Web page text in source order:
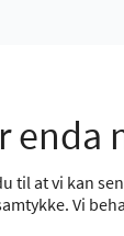
enda
til at vi kan
Vi